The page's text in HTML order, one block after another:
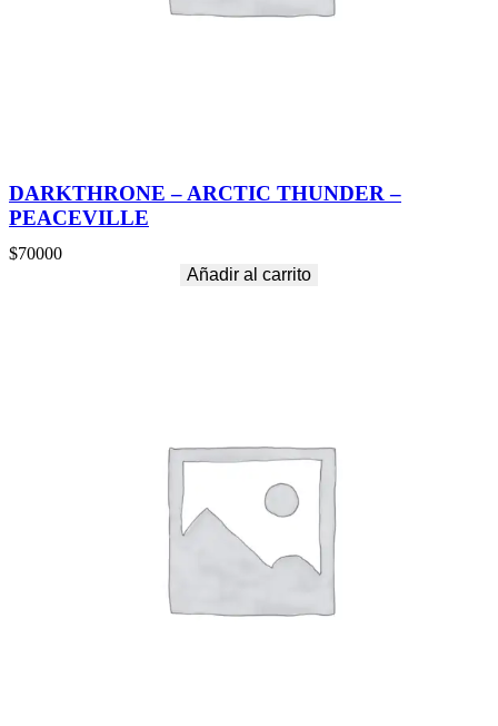
DARKTHRONE – ARCTIC THUNDER –
PEACEVILLE
$70000
Añadir al carrito